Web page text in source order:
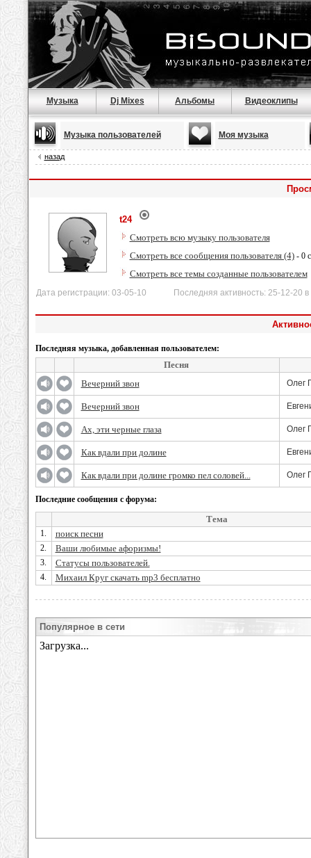
Музыка Dj Mixes Альбомы Видеоклипы
Музыка пользователей Моя музыка
назад
t24
Смотреть всю музыку пользователя
Смотреть все сообщения пользователя (4)- 0
Смотреть все темы созданные пользователем
Дата регистрации: 03-05-10 Последняя активность: 25-12-20 в
Последняя музыка, добавленная пользователем:
Песня
Вечерний звон
Олег
Вечерний звон
Ах, эти черные глаза Олег
Как вдали при долине
Как вдали при долине громко пел соловей... Олег
Последние сообщения с форума:
Тема
1. поиск песни
2. Ваши любимые афоризмы!
3. Статусы пользователей.
4. Михаил Круг скачать mp3 бесплатно
Популярное в сети